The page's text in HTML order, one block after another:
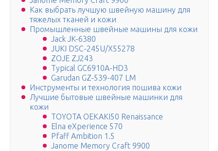
Как выбрать лучшую швейную машину для
тяжелых тканей и кожи
Промышленные швейные машины для кожи
Jack JK-6380
JUKI DSC-245U/X55278
ZOJE ZJ243
Typical GC6910A-НD3
Garudan GZ-539-407 LM
Инструменты и технология пошива кожи
Лучшие бытовые швейные машинки для
кожи
TOYOTA OEKAKI50 Renaissance
Elna eXperience 570
Pfaff Ambition 1.5
Janome Memory Craft 9900